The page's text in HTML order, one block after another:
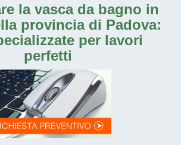
la vasca da bagno in
provincia di Padova:
per lavori
perfetti